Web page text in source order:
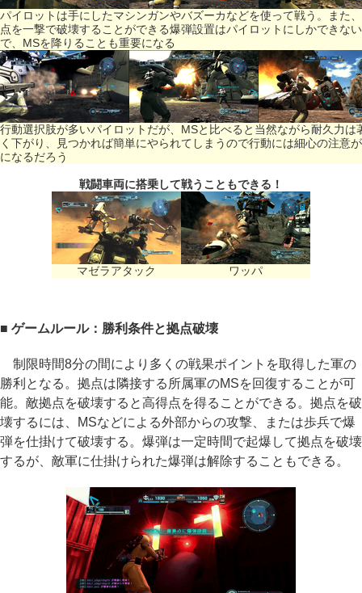
パイロットは手にしたマシンガンやバズーカなどを使って戦う。また
点を一撃で破壊することができる爆弾設置はパイロットにしかできな
で、MSを降りることも重要になる
行動選択肢が多いパイロットだが、MSと比べると当然ながら耐久力は
く下がり、見つかれば簡単にやられてしまうので行動には細心の注意
になるだろう
戦闘車両に搭乗して戦うこともできる！
マゼラアタック ワッパ
■ ゲームルール：勝利条件と拠点破壊
制限時間8分の間により多くの戦果ポイントを取得した軍の
勝利となる。拠点は隣接する所属軍のMSを回復することが可
能。敵拠点を破壊すると高得点を得ることができる。拠点を破
壊するには、MSなどによる外部からの攻撃、または歩兵で爆
弾を仕掛けて破壊する。爆弾は一定時間で起爆して拠点を破壊
するが、敵軍に仕掛けられた爆弾は解除することもできる。